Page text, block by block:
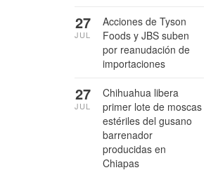
Acciones de Tyson
Foods y JBS suben
por reanudación de
importaciones
27
JUL
Chihuahua libera
primer lote de moscas
estériles del gusano
barrenador
producidas en
Chiapas
27
JUL